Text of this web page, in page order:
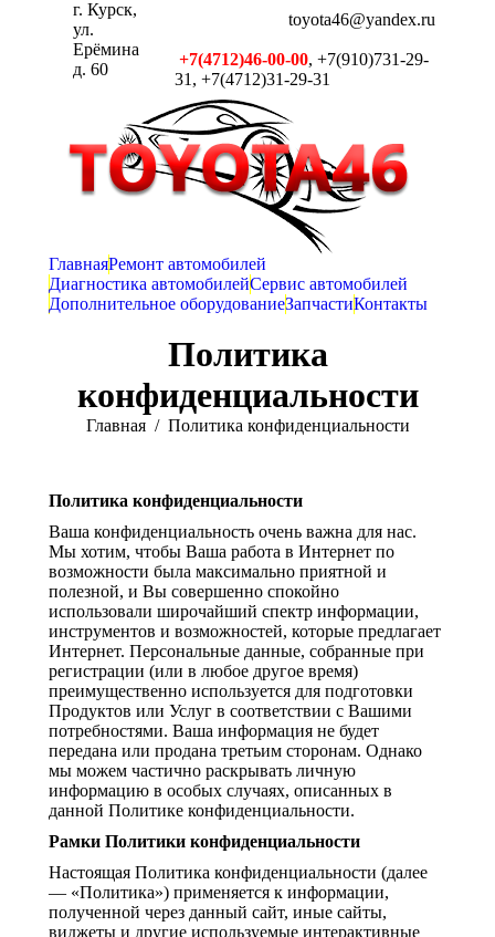
г. Курск,
ул.
Ерёмина
д. 60
toyota46@yandex.ru
+7(4712)46-00-00, +7(910)731-29-
31, +7(4712)31-29-31
ГлавнаяРемонт автомобилей
Диагностика автомобилейСервис автомобилей
Дополнительное оборудованиеЗапчастиКонтакты
Политика
конфиденциальности
Вы здесь:
Главная Политика конфиденциальности
Политика конфиденциальности
Ваша конфиденциальность очень важна для нас.
Мы хотим, чтобы Ваша работа в Интернет по
возможности была максимально приятной и
полезной, и Вы совершенно спокойно
использовали широчайший спектр информации,
инструментов и возможностей, которые предлагает
Интернет. Персональные данные, собранные при
регистрации (или в любое другое время)
преимущественно используется для подготовки
Продуктов или Услуг в соответствии с Вашими
потребностями. Ваша информация не будет
передана или продана третьим сторонам. Однако
мы можем частично раскрывать личную
информацию в особых случаях, описанных в
данной Политике конфиденциальности.
Рамки Политики конфиденциальности
Настоящая Политика конфиденциальности (далее
— «Политика») применяется к информации,
полученной через данный сайт, иные сайты,
виджеты и другие используемые интерактивные